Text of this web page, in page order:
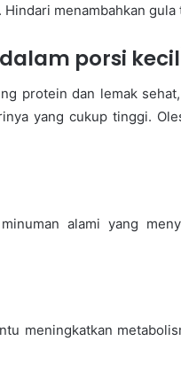
menambahkan gula
porsi
protein dan lemak
yang cukup tinggi.
alami yang
meningkatkan